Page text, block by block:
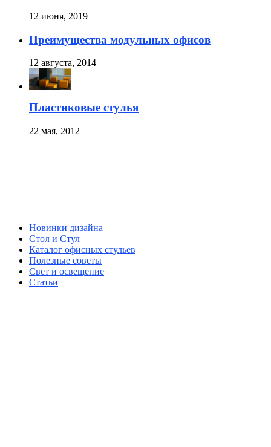
12 июня, 2019
Преимущества модульных офисов
12 августа, 2014
Пластиковые стулья
22 мая, 2012
Новинки дизайна
Стол и Стул
Каталог офисных стульев
Полезные советы
Свет и освещение
Статьи